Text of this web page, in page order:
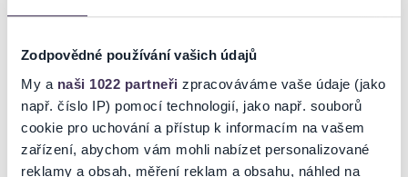
Zodpovědné používání vašich údajů
My a naši 1022 partneři zpracováváme vaše údaje (jako
např. číslo IP) pomocí technologií, jako např. souborů
cookie pro uchování a přístup k informacím na vašem
zařízení, abychom vám mohli nabízet personalizované
reklamy a obsah, měření reklam a obsahu, náhled na
a Sanitka. A zopakujeme si, jak je důležité dávat pozor při sportu. Na
závěr s Popeláři roztřídíme odpadky, které cestou najdeme a s
Policejní písničkou si zacvičíme, zaběháme, zaskáčeme a chytneme
zloděje.
A co je nejdůležitější budeme se smát, zpívat, tancovat a budeme mít
Krásný den :)
Těší se na vás Míša
Číst více